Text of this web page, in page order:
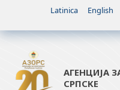
Latinica English
АГЕНЦИЈА
СРПСКЕ